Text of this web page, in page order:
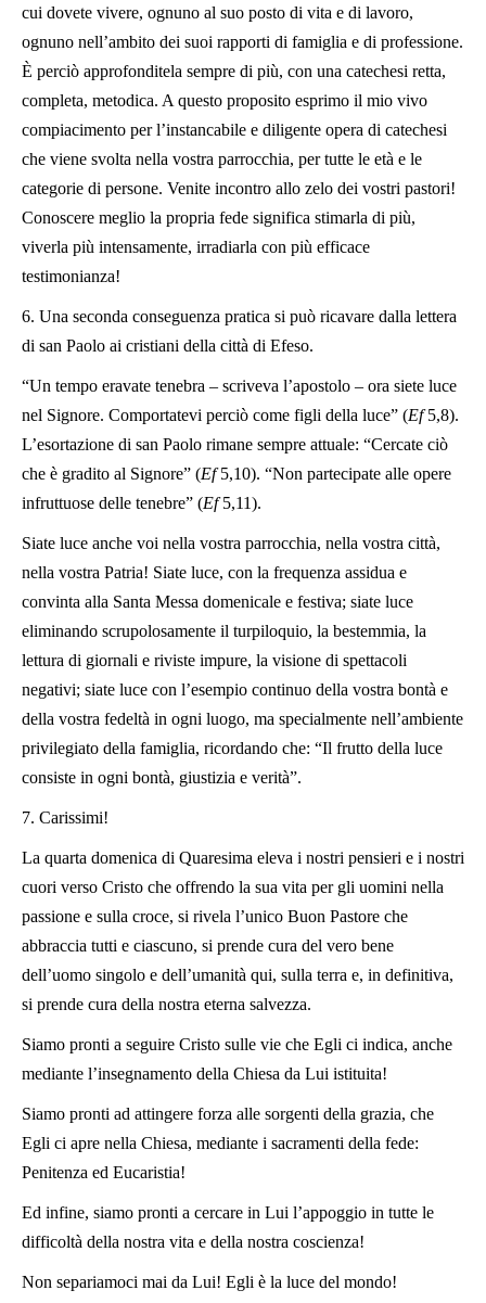
cui dovete vivere, ognuno al suo posto di vita e di lavoro,
ognuno nell’ambito dei suoi rapporti di famiglia e di professione.
È perciò approfonditela sempre di più, con una catechesi retta,
completa, metodica. A questo proposito esprimo il mio vivo
compiacimento per l’instancabile e diligente opera di catechesi
che viene svolta nella vostra parrocchia, per tutte le età e le
categorie di persone. Venite incontro allo zelo dei vostri pastori!
Conoscere meglio la propria fede significa stimarla di più,
viverla più intensamente, irradiarla con più efficace
testimonianza!
6. Una seconda conseguenza pratica si può ricavare dalla lettera
di san Paolo ai cristiani della città di Efeso.
“Un tempo eravate tenebra – scriveva l’apostolo – ora siete luce
nel Signore. Comportatevi perciò come figli della luce” (Ef5,8).
L’esortazione di san Paolo rimane sempre attuale: “Cercate ciò
che è gradito al Signore” (Ef5,10). “Non partecipate alle opere
infruttuose delle tenebre” (Ef5,11).
Siate luce anche voi nella vostra parrocchia, nella vostra città,
nella vostra Patria! Siate luce, con la frequenza assidua e
convinta alla Santa Messa domenicale e festiva; siate luce
eliminando scrupolosamente il turpiloquio, la bestemmia, la
lettura di giornali e riviste impure, la visione di spettacoli
negativi; siate luce con l’esempio continuo della vostra bontà e
della vostra fedeltà in ogni luogo, ma specialmente nell’ambiente
privilegiato della famiglia, ricordando che: “Il frutto della luce
consiste in ogni bontà, giustizia e verità”.
7. Carissimi!
La quarta domenica di Quaresima eleva i nostri pensieri e i nostri
cuori verso Cristo che offrendo la sua vita per gli uomini nella
passione e sulla croce, si rivela l’unico Buon Pastore che
abbraccia tutti e ciascuno, si prende cura del vero bene
dell’uomo singolo e dell’umanità qui, sulla terra e, in definitiva,
si prende cura della nostra eterna salvezza.
Siamo pronti a seguire Cristo sulle vie che Egli ci indica, anche
mediante l’insegnamento della Chiesa da Lui istituita!
Siamo pronti ad attingere forza alle sorgenti della grazia, che
Egli ci apre nella Chiesa, mediante i sacramenti della fede:
Penitenza ed Eucaristia!
Ed infine, siamo pronti a cercare in Lui l’appoggio in tutte le
difficoltà della nostra vita e della nostra coscienza!
Non separiamoci mai da Lui! Egli è la luce del mondo!